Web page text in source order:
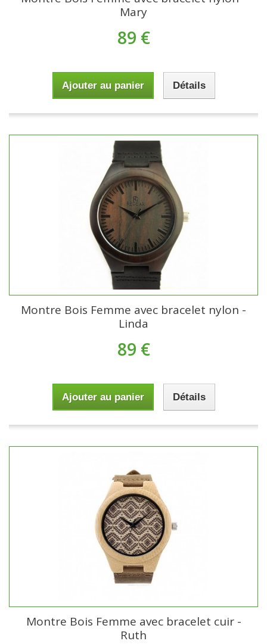
Mary
89 €
Ajouter au panier Détails
Montre Bois Femme avec bracelet nylon -
Linda
89 €
Ajouter au panier Détails
Montre Bois Femme avec bracelet cuir -
Ruth